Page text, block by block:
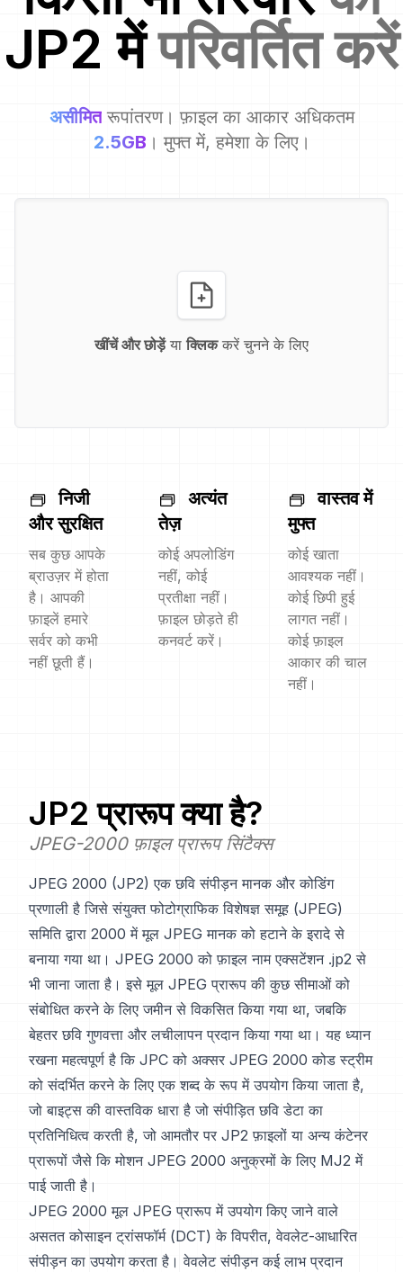
JP2 मेंपरिवर्तित करें
असीमित रूपांतरण। फ़ाइल का आकार अधिकतम
2.5GB । मुफ्त में, हमेशा के लिए।
खींचें और छोड़ेंया क्लिककरें चुनने के लिए
निजी
और सुरक्षित
सब कुछ आपके
ब्राउज़र में होता
है। आपकी
फ़ाइलें हमारे
सर्वर को कभी
नहीं छूती हैं।
अत्यंत
तेज़
कोई अपलोडिंग
नहीं, कोई
प्रतीक्षा नहीं।
फ़ाइल छोड़ते ही
कनवर्ट करें।
वास्तव में
मुफ्त
कोई खाता
आवश्यक नहीं।
कोई छिपी हुई
लागत नहीं।
कोई फ़ाइल
आकार की चाल
नहीं।
JP2 प्रारूप क्या है?
JPEG-2000 फ़ाइल प्रारूप सिंटैक्स
JPEG 2000 (JP2) एक छवि संपीड़न मानक और कोडिंग
प्रणाली है जिसे संयुक्त फोटोग्राफिक विशेषज्ञ समूह (JPEG)
समिति द्वारा 2000 में मूल JPEG मानक को हटाने के इरादे से
बनाया गया था। JPEG 2000 को फ़ाइल नाम एक्सटेंशन .jp2 से
भी जाना जाता है। इसे मूल JPEG प्रारूप की कुछ सीमाओं को
संबोधित करने के लिए जमीन से विकसित किया गया था, जबकि
बेहतर छवि गुणवत्ता और लचीलापन प्रदान किया गया था। यह ध्यान
रखना महत्वपूर्ण है कि JPC को अक्सर JPEG 2000 कोड स्ट्रीम
को संदर्भित करने के लिए एक शब्द के रूप में उपयोग किया जाता है,
जो बाइट्स की वास्तविक धारा है जो संपीड़ित छवि डेटा का
प्रतिनिधित्व करती है, जो आमतौर पर JP2 फ़ाइलों या अन्य कंटेनर
प्रारूपों जैसे कि मोशन JPEG 2000 अनुक्रमों के लिए MJ2 में
पाई जाती है।
JPEG 2000 मूल JPEG प्रारूप में उपयोग किए जाने वाले
असतत कोसाइन ट्रांसफॉर्म (DCT) के विपरीत, वेवलेट-आधारित
संपीड़न का उपयोग करता है। वेवलेट संपीड़न कई लाभ प्रदान